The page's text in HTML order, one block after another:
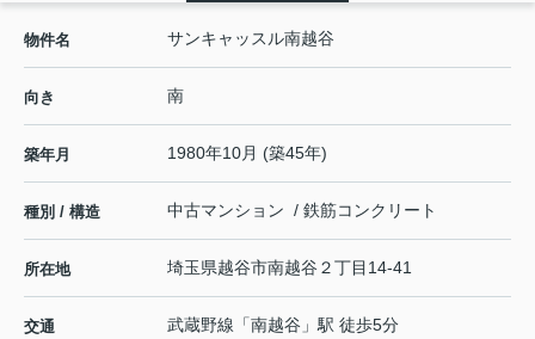
物件名 サンキャッスル南越谷
向き 南
築年月 1980年10月 (築45年)
種別 / 構造 中古マンション / 鉄筋コンクリート
所在地 埼玉県越谷市南越谷 ２丁目14-41
交通 武蔵野線 「南越谷 」駅 徒歩5分